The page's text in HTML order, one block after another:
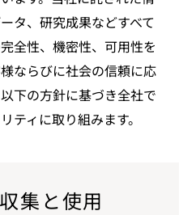
タ、研究成果などすべて
全性、機密性、可用性を
ならびに社会の信頼に応
下の方針に基づき全社で
ティに取り組みます。
集と使用